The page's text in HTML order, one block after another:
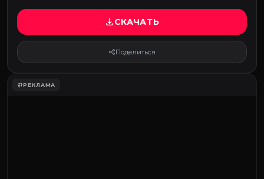
СКАЧАТЬ
Поделиться
РЕКЛАМА